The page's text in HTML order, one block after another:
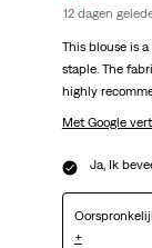
12 dagen
This blouse is
staple. The
highly
Met Google
Ja, Ik
+